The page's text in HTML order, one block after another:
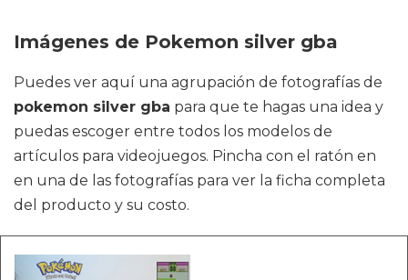
Imágenes de Pokemon silver gba
Puedes ver aquí una agrupación de fotografías de
pokemon silver gba para que te hagas una idea y
puedas escoger entre todos los modelos de
artículos para videojuegos. Pincha con el ratón en
en una de las fotografías para ver la ficha completa
del producto y su costo.